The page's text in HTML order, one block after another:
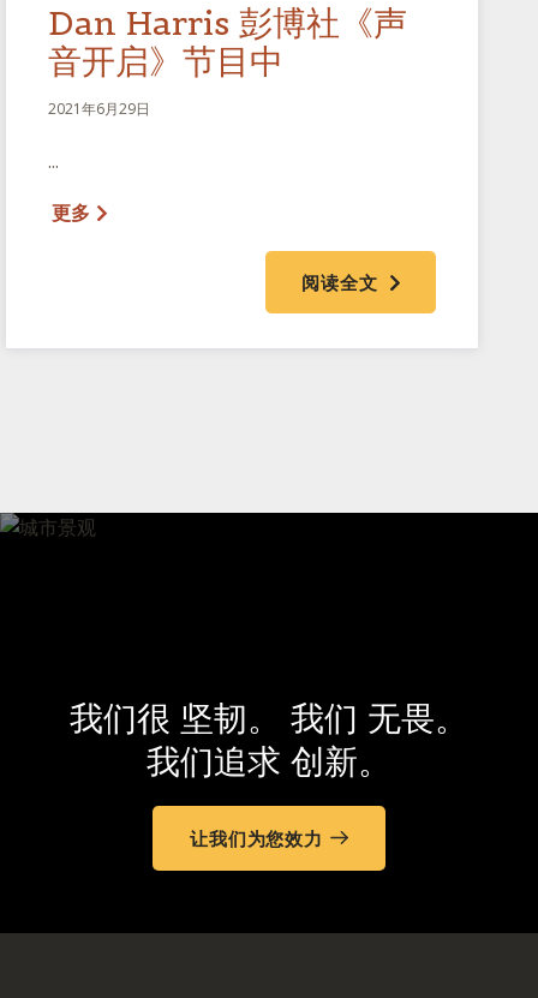
Dan Harris 彭博社《声
音开启》节目中
2021年6月29日
...
更多
阅读全文
我们很 坚韧。 我们 无畏。
我们追求 创新。
让我们为您效力